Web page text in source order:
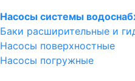
Насосы системы
Баки расширительные и
Насосы поверхностные
Насосы погружные